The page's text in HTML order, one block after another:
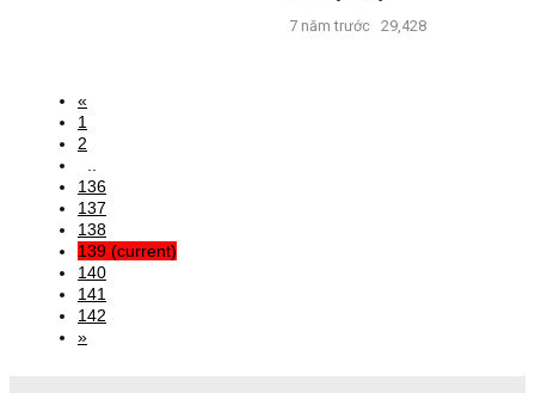
7 năm trước 29,428
«
1
2
136
137
138
139 (current)
140
141
142
»